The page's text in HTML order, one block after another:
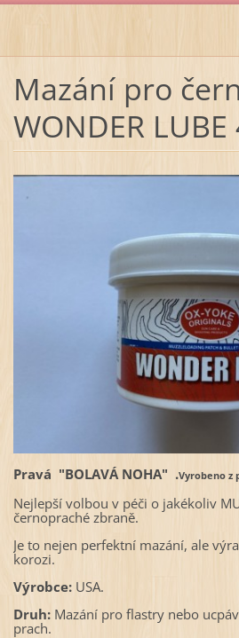
Mazání pro
WONDER
Pravá "BOLAVÁ NOHA" .Vyrobeno z
Nejlepší volbou v péči o jakékoliv
černopraché zbraně.
Je to nejen perfektní mazání, ale
korozi.
Výrobce: USA.
Druh:Mazání pro flastry nebo
prach.